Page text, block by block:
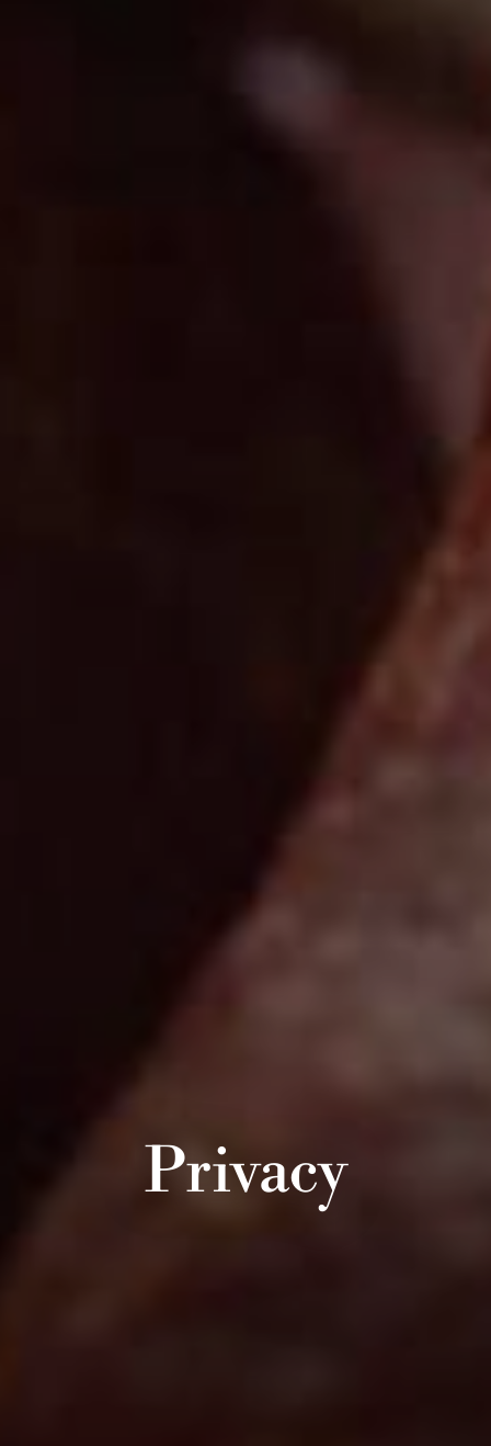
Privacy